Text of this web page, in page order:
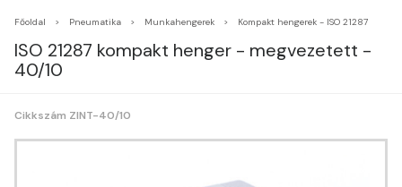
Főoldal Pneumatika Munkahengerek Kompakt hengerek - ISO 21287
ISO 21287 kompakt henger - megvezetett -
40/10
Cikkszám ZINT-40/10